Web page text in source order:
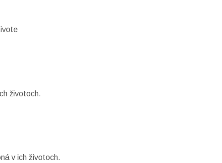
životoch.
v ich životoch.